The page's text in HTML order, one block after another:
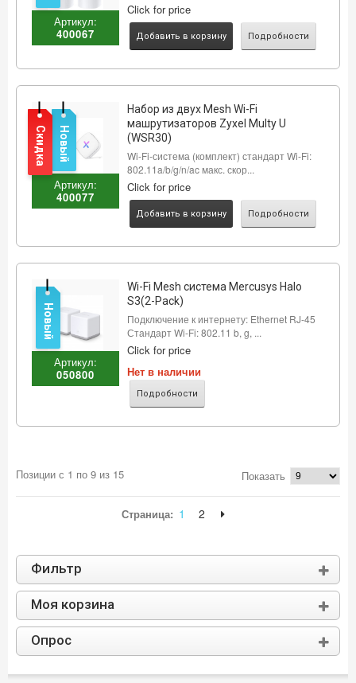
Артикул:
400067
Click for price
Добавить в корзину Подробности
Артикул:
400077
Набор из двух Mesh Wi-Fi
машрутизаторов Zyxel Multy U
(WSR30)
Wi-Fi-система (комплект) стандарт Wi-Fi:
802.11a/b/g/n/ac макс. скор...
Click for price
Добавить в корзину Подробности
Новый
Скидка
Артикул:
050800
Wi-Fi Mesh система Mercusys Halo
S3(2-Pack)
Подключение к интернету: Ethernet RJ-45
Стандарт Wi-Fi: 802.11 b, g, ...
Click for price
Нет в наличии
Подробности
Новый
Позиции с 1 по 9 из 15 Показать
Страница: 1 2
Фильтр
Моя корзина
Опрос